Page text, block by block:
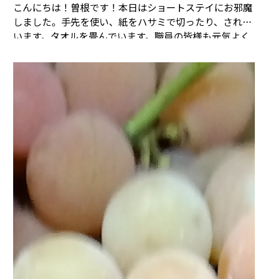
こんにちは！曽根です！本日はショートステイにお邪魔
しました。 手先を使い、紙をハサミで切ったり、されて
います。 タオルを畳んでいます。職員の皆様も元気よく
岡でのお仕事に興味のある方はコチラまで(^^♪